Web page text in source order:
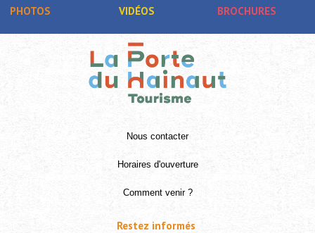
PHOTOS VIDÉOS BROCHURES
Nous contacter
Horaires d'ouverture
Comment venir ?
Restez informés